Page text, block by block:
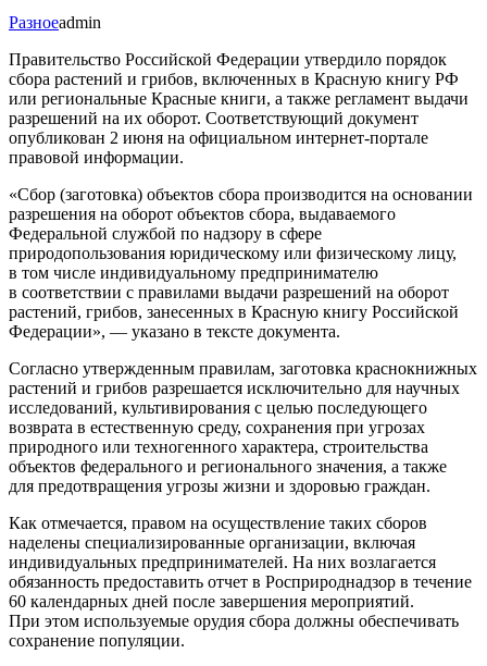
Разноеadmin
Правительство Российской Федерации утвердило порядок
сбора растений и грибов, включенных в Красную книгу РФ
или региональные Красные книги, а также регламент выдачи
разрешений на их оборот. Соответствующий документ
опубликован 2 июня на официальном интернет-портале
правовой информации.
«Сбор (заготовка) объектов сбора производится на основании
разрешения на оборот объектов сбора, выдаваемого
Федеральной службой по надзору в сфере
природопользования юридическому или физическому лицу,
в том числе индивидуальному предпринимателю
в соответствии с правилами выдачи разрешений на оборот
растений, грибов, занесенных в Красную книгу Российской
Федерации», — указано в тексте документа.
Согласно утвержденным правилам, заготовка краснокнижных
растений и грибов разрешается исключительно для научных
исследований, культивирования с целью последующего
возврата в естественную среду, сохранения при угрозах
природного или техногенного характера, строительства
объектов федерального и регионального значения, а также
для предотвращения угрозы жизни и здоровью граждан.
Как отмечается, правом на осуществление таких сборов
наделены специализированные организации, включая
индивидуальных предпринимателей. На них возлагается
обязанность предоставить отчет в Росприроднадзор в течение
60 календарных дней после завершения мероприятий.
При этом используемые орудия сбора должны обеспечивать
сохранение популяции.